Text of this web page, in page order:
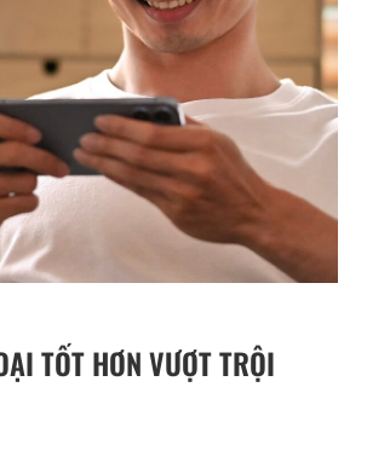
TỐT HƠN VƯỢT TRỘI